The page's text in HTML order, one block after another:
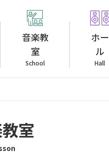
音楽教
室
School
ホー
ル
Hall
室